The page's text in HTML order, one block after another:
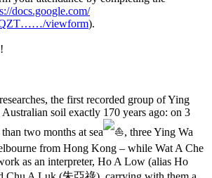
docs.google.com/
viewform).
the first recorded group of Ying
soil exactly 170 years ago: on 3
two months at sea
, three Ying Wa
from Hong Kong – while Wat A Che
as an interpreter, Ho A Low (alias Ho